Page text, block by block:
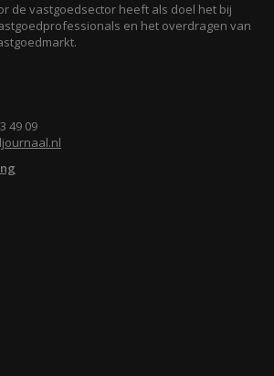
de vastgoedsector heeft als doel het bij
en het overdragen van
49 09